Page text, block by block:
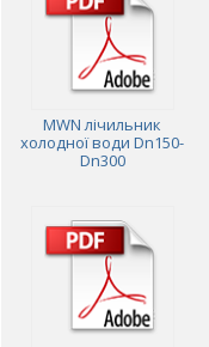
MWN лічильник
холодної води Dn150-
Dn300